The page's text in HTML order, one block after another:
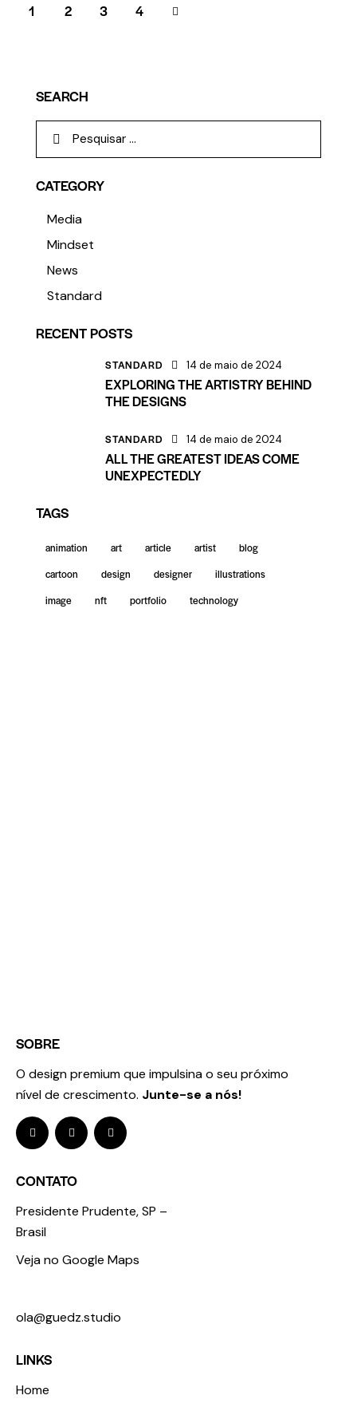
1 2 3 4
SEARCH
CATEGORY
Media
Mindset
News
Standard
RECENT POSTS
STANDARD 14 de maio de 2024
EXPLORING THE ARTISTRY BEHIND
THE DESIGNS
STANDARD 14 de maio de 2024
ALL THE GREATEST IDEAS COME
UNEXPECTEDLY
TAGS
animation art article artist
blog
cartoon
design designer
illustrations
image
nft portfolio technology
SOBRE
O design premium que impulsina o seu próximo
nível de crescimento. Junte-se a nós!
CONTATO
Presidente Prudente, SP –
Brasil
Veja no Google Maps
ola@guedz.studio
LINKS
Home